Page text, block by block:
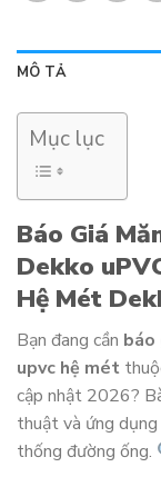
MÔ TẢ
Mục lục
Báo Giá
Dekko
Hệ Mét
Bạn đang cần báo
upvc hệ mét
cập nhật 2026?
thuật và ứng dụng
thống đường ống.